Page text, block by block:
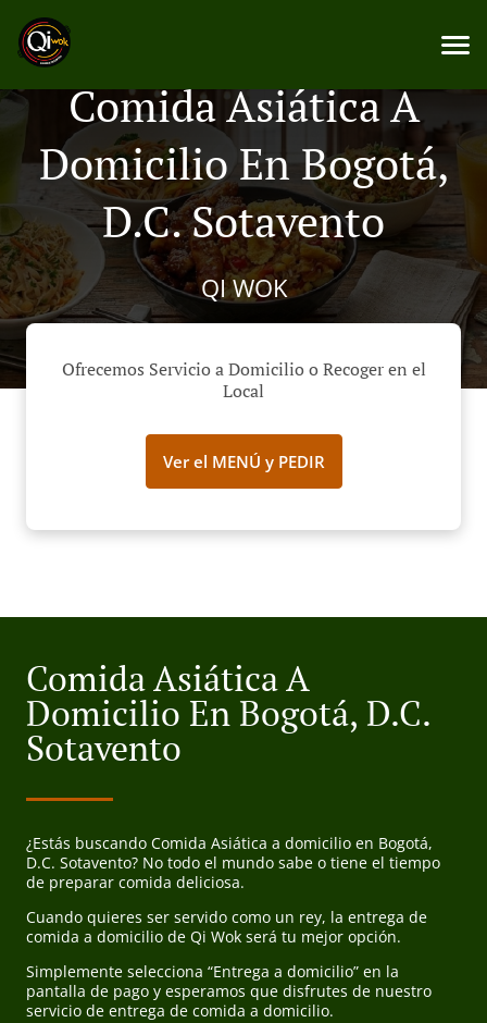
Comida Asiática A
Domicilio En Bogotá,
D.C. Sotavento
QI WOK
Ofrecemos Servicio a Domicilio o Recoger en el
Local
Ver el MENÚ y PEDIR
Comida Asiática A
Domicilio En Bogotá, D.C.
Sotavento
¿Estás buscando Comida Asiática a domicilio en Bogotá,
D.C. Sotavento? No todo el mundo sabe o tiene el tiempo
de preparar comida deliciosa.
Cuando quieres ser servido como un rey, la entrega de
comida a domicilio de Qi Wok será tu mejor opción.
Simplemente selecciona “Entrega a domicilio” en la
pantalla de pago y esperamos que disfrutes de nuestro
servicio de entrega de comida a domicilio.